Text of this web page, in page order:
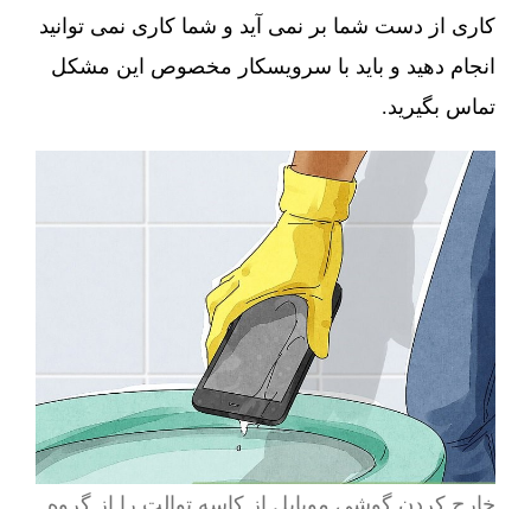
کاری از دست شما بر نمی آید و شما کاری نمی توانید
انجام دهید و باید با سرویسکار مخصوص این مشکل
تماس بگیرید.
خارج کردن گوشی موبایل از کاسه توالت را از گروه